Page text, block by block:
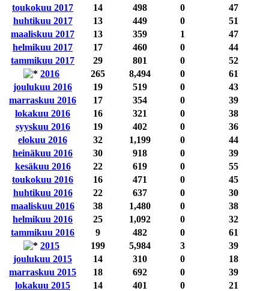
toukokuu 2017
14 498 0
47
huhtikuu 2017
13 449 0
51
maaliskuu 2017
13 359 1
47
helmikuu 2017
17 460 0
44
tammikuu 2017
29 801 0
52
2016
265 8,494 0
61
joulukuu 2016
19 519 0
43
marraskuu 2016
17 354 0
39
lokakuu 2016
16 321 0
38
syyskuu 2016
19 402 0
36
elokuu 2016
32 1,199 0
44
heinäkuu 2016
30 918 0
39
kesäkuu 2016
22 619 0
55
toukokuu 2016
16 471 0
45
huhtikuu 2016
22 637 0
30
maaliskuu 2016
38 1,480 0
38
helmikuu 2016
25 1,092 0
32
tammikuu 2016
9 482 0
61
2015
199 5,984 3
39
joulukuu 2015
14 310 0
18
marraskuu 2015
18 692 0
39
lokakuu 2015
14 401 0
21